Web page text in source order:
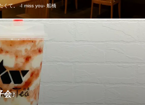
題 かみむら牧場 船橋宮本店
放題
徒歩3分
くて。 ‐I miss you‐ 船橋
た内装はしっぽり友人との飲み会、女子
迎会、忘年会に最適。
なたに会いたくて。 ‐I miss you‐ 船橋
和食
徒歩4分
ュン企画ビル2F
会♪